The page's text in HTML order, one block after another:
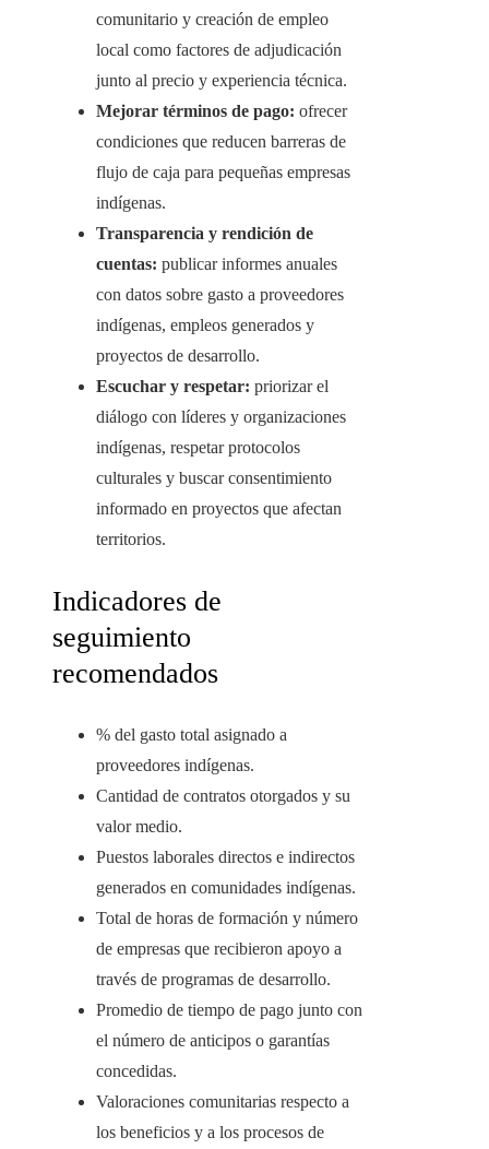
comunitario y creación de empleo
local como factores de adjudicación
junto al precio y experiencia técnica.
Mejorar términos de pago: ofrecer
condiciones que reducen barreras de
flujo de caja para pequeñas empresas
indígenas.
Transparencia y rendición de
cuentas: publicar informes anuales
con datos sobre gasto a proveedores
indígenas, empleos generados y
proyectos de desarrollo.
Escuchar y respetar: priorizar el
diálogo con líderes y organizaciones
indígenas, respetar protocolos
culturales y buscar consentimiento
informado en proyectos que afectan
territorios.
Indicadores de
seguimiento
recomendados
% del gasto total asignado a
proveedores indígenas.
Cantidad de contratos otorgados y su
valor medio.
Puestos laborales directos e indirectos
generados en comunidades indígenas.
Total de horas de formación y número
de empresas que recibieron apoyo a
través de programas de desarrollo.
Promedio de tiempo de pago junto con
el número de anticipos o garantías
concedidas.
Valoraciones comunitarias respecto a
los beneficios y a los procesos de